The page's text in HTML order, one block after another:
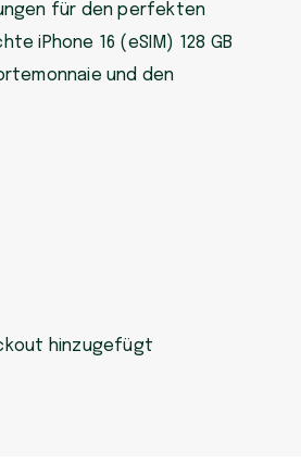
für den perfekten
iPhone 16 (eSIM) 128 GB
und den
hinzugefügt